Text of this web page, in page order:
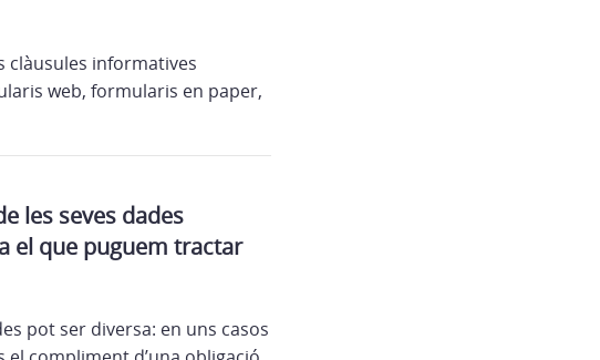
clàusules informatives
web, formularis en paper,
les seves dades
el que puguem tractar
pot ser diversa: en uns casos